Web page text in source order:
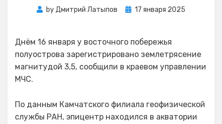
byДмитрий Латыпов
Posted
17 января 2025
Днём 16 января у восточного побережья
полуострова зарегистрировано землетрясение
магнитудой 3,5, сообщили в краевом управлении
МЧС.
По данным Камчатского филиала геофизической
службы РАН, эпицентр находился в акватории